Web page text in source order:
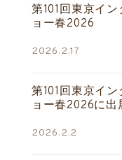
第101回東京イ
ョー春2026
2026.2.17
第101回東京イ
ョー春2026に出
2026.2.2